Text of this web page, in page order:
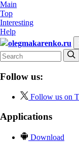
Main
Top
Interesting
Help
olegmakarenko.ru
Follow us:
Follow us on
Applications
Download